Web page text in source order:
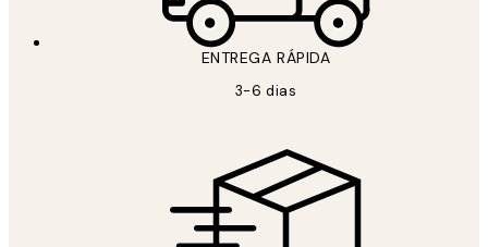
ENTREGA RÁPIDA
3-6 dias